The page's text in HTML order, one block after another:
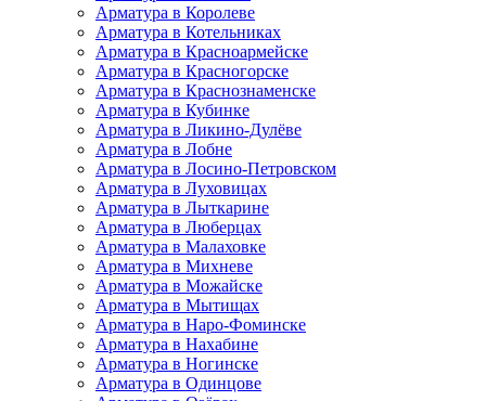
Арматура в Королеве
Арматура в Котельниках
Арматура в Красноармейске
Арматура в Красногорске
Арматура в Краснознаменске
Арматура в Кубинке
Арматура в Ликино-Дулёве
Арматура в Лобне
Арматура в Лосино-Петровском
Арматура в Луховицах
Арматура в Лыткарине
Арматура в Люберцах
Арматура в Малаховке
Арматура в Михневе
Арматура в Можайске
Арматура в Мытищах
Арматура в Наро-Фоминске
Арматура в Нахабине
Арматура в Ногинске
Арматура в Одинцове